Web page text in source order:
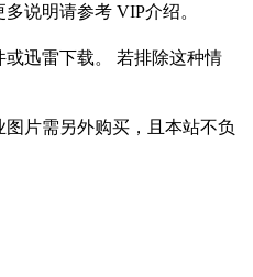
说明请参考 VIP介绍。
迅雷下载。 若排除这种情
片需另外购买，且本站不负